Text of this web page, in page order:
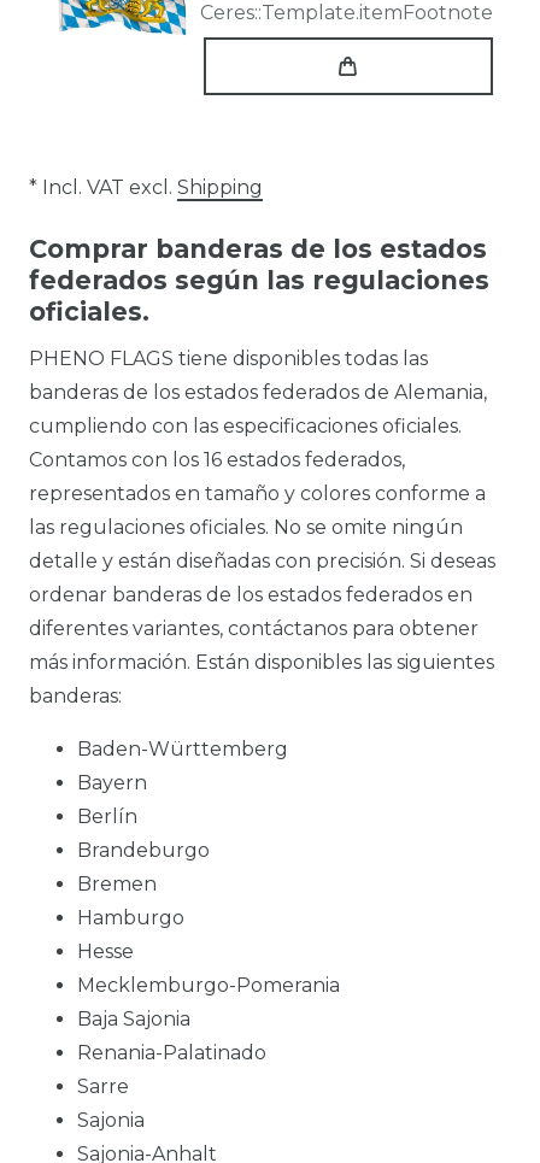
Ceres::Template.itemFootnote
* Incl. VAT excl. Shipping
Comprar banderas de los estados
federados según las regulaciones
oficiales.
PHENO FLAGS tiene disponibles todas las
banderas de los estados federados de Alemania,
cumpliendo con las especificaciones oficiales.
Contamos con los 16 estados federados,
representados en tamaño y colores conforme a
las regulaciones oficiales. No se omite ningún
detalle y están diseñadas con precisión. Si deseas
ordenar banderas de los estados federados en
diferentes variantes, contáctanos para obtener
más información. Están disponibles las siguientes
banderas:
Baden-Württemberg
Bayern
Berlín
Brandeburgo
Bremen
Hamburgo
Hesse
Mecklemburgo-Pomerania
Baja Sajonia
Renania-Palatinado
Sarre
Sajonia
Sajonia-Anhalt